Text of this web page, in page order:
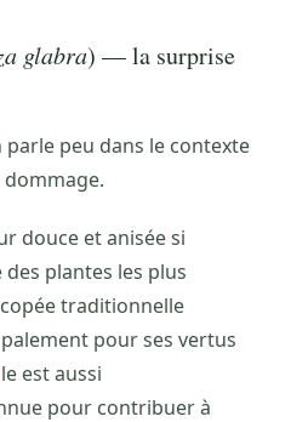
glabra) — la surprise
peu dans le contexte
douce et anisée si
plantes les plus
traditionnelle
pour ses vertus
est aussi
pour contribuer à